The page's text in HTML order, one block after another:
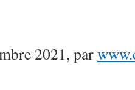
2021, par